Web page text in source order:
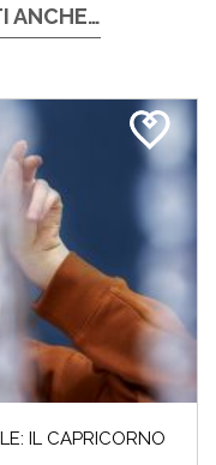
ANCHE…
IL CAPRICORNO